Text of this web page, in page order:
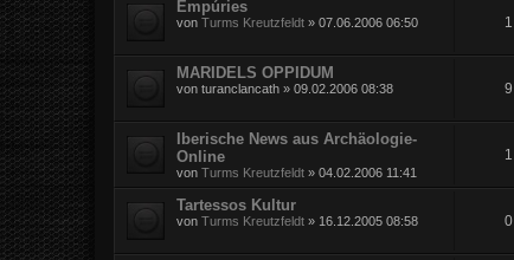
Empúries
von Turms Kreutzfeldt » 07.06.2006 06:50 1
MARIDELS OPPIDUM
von turanclancath » 09.02.2006 08:38 9
Iberische News aus Archäologie-
Online
von Turms Kreutzfeldt » 04.02.2006 11:41
1
Tartessos Kultur
von Turms Kreutzfeldt » 16.12.2005 08:58 0